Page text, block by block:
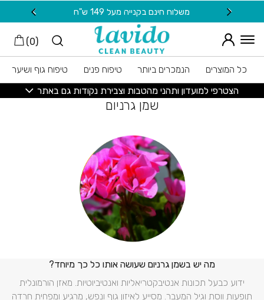
Skip to Content משלוח חינם בקנייה מעל 149 ש"ח
(
0
)
כל המוצרים הנמכרים ביותר טיפוח פנים
טיפוח גוף ושיער
הצטרפי למועדון ותהני מהטבות וצבירת נקודות גם באתר
שמן גרניום
מה יש בשמן גרניום שעושה אותו כל כך מיוחד?
ידוע כבעל תכונות אנטיבקטריאליות ואנטיביוטיות. מאזן הורמונלית
תופעות ווסת וגיל המעבר. מסייע לאיזון גוף ונפש, מרגיע ומפחית חרדה
בחזרה למעלה